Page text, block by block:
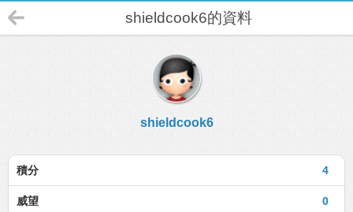
shieldcook6的資料
shieldcook6
4
積分
0
威望